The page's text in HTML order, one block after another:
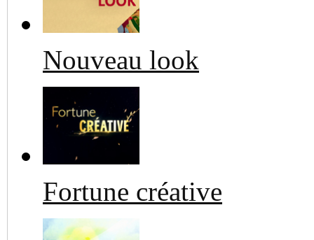
Nouveau look
Fortune créative